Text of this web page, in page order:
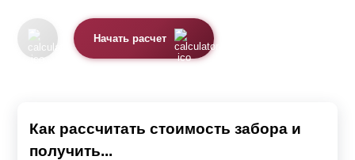
Начать расчет
Как рассчитать стоимость забора и
получить...